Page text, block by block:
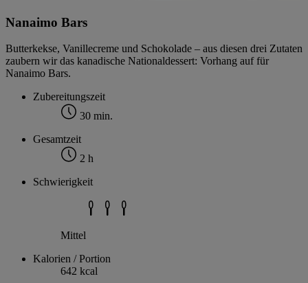
Nanaimo Bars
Butterkekse, Vanillecreme und Schokolade – aus diesen drei Zutaten
zaubern wir das kanadische Nationaldessert: Vorhang auf für
Nanaimo Bars.
Zubereitungszeit
30 min.
Gesamtzeit
2 h
Schwierigkeit
Mittel
Kalorien / Portion
642 kcal